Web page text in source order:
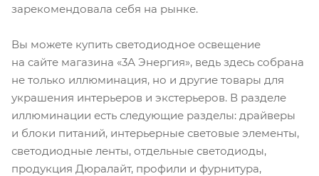
зарекомендовала себя на рынке.
Вы можете купить светодиодное освещение
на сайте магазина «3А Энергия», ведь здесь собрана
не только иллюминация, но и другие товары для
украшения интерьеров и экстерьеров. В разделе
иллюминации есть следующие разделы: драйверы
и блоки питаний, интерьерные световые элементы,
светодиодные ленты, отдельные светодиоды,
продукция Дюралайт, профили и фурнитура,